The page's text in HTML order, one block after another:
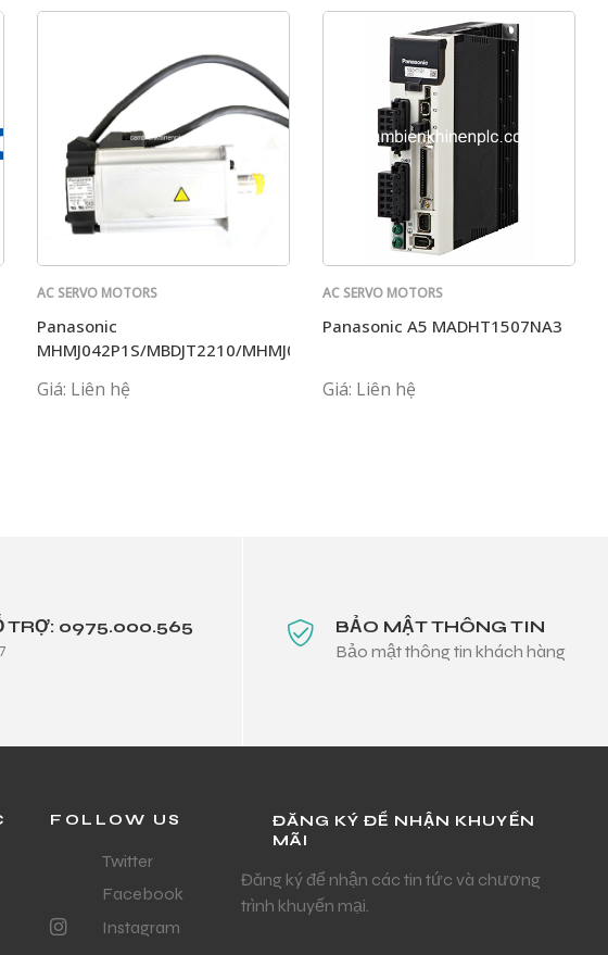
AC SERVO MOTORS
Panasonic
MHMJ042P1S/MBDJT2210/MHMJ082P1S+MCDJT3220
Giá: Liên hệ
AC SERVO MOTORS
Panasonic A5 MADHT1507NA3
Giá: Liên hệ
TRỢ: 0975.000.565
BẢO MẬT THÔNG TIN
Bảo mật thông tin khách hàng
FOLLOW US
Twitter
Facebook
Instagram
ĐĂNG KÝ ĐỂ NHẬN KHUYẾN
MÃI
Đăng ký để nhận các tin tức và chương
trình khuyến mại.